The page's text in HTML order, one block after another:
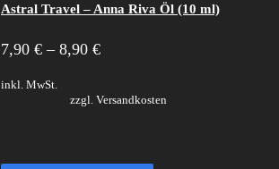
Astral Travel – Anna Riva Öl (10 ml)
7,90 € – 8,90 €
inkl. MwSt.
zzgl. Versandkosten